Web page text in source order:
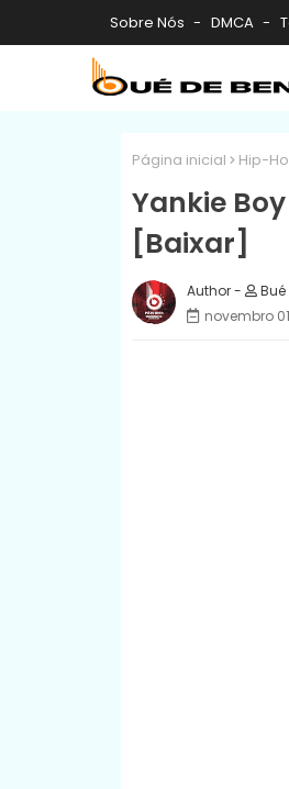
Sobre Nós DMCA
Página inicial Hip-
Yankie
[Baixar]
Bué
novembro